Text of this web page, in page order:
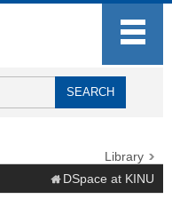
Library
DSpace at KINU